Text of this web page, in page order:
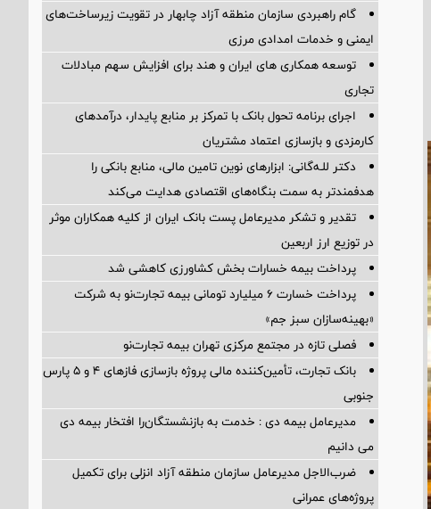
گام راهبردی سازمان منطقه آزاد چابهار در تقویت زیرساخت‌های
ایمنی و خدمات امدادی مرزی
توسعه همکاری های ایران و هند برای افزایش سهم مبادلات
تجاری
اجرای برنامه تحول بانک با تمرکز بر منابع پایدار، درآمدهای
کارمزدی و بازسازی اعتماد مشتریان
دکتر للـه‌گانی: ابزارهای نوین تامین مالی، منابع بانکی را
هدفمندتر به سمت بنگاه‌های اقتصادی هدایت می‌کند
تقدیر و تشکر مدیرعامل پست بانک ایران از کلیه همکاران موثر
در توزیع ارز اربعین
پرداخت بیمه خسارات بخش کشاورزی کاهشی شد
پرداخت خسارت ۶ میلیارد تومانی بیمه تجارت‌نو به شرکت
«بهینه‌سازان سبز جم»
فصلی تازه در مجتمع مرکزی تهران بیمه تجارت‌نو
بانک تجارت، تأمین‌کننده مالی پروژه بازسازی فازهای ۴ و ۵ پارس
جنوبی
مدیرعامل بیمه دی : خدمت به بازنشستگان‌را افتخار بیمه دی
می دانیم
ضرب‌الاجل مدیرعامل سازمان منطقه آزاد انزلی برای تكمیل
پروژه‌های عمرانی